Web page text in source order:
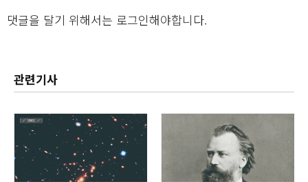
댓글을 달기 위해서는 로그인해야합니다.
관련기사